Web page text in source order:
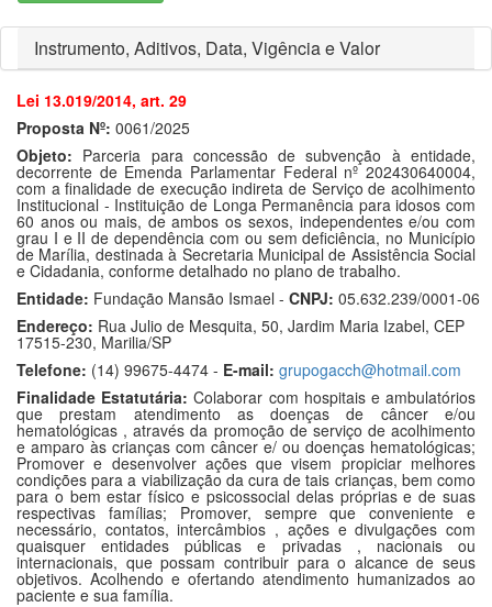
Instrumento, Aditivos, Data, Vigência e Valor
Lei 13.019/2014, art. 29
Proposta Nº: 0061/2025
Objeto: Parceria para concessão de subvenção à entidade,
decorrente de Emenda Parlamentar Federal nº 202430640004,
com a finalidade de execução indireta de Serviço de acolhimento
Institucional - Instituição de Longa Permanência para idosos com
60 anos ou mais, de ambos os sexos, independentes e/ou com
grau I e II de dependência com ou sem deficiência, no Município
de Marília, destinada à Secretaria Municipal de Assistência Social
e Cidadania, conforme detalhado no plano de trabalho.
Entidade: Fundação Mansão Ismael - CNPJ: 05.632.239/0001-06
Endereço: Rua Julio de Mesquita, 50, Jardim Maria Izabel, CEP
17515-230, Marilia/SP
Telefone: (14) 99675-4474 - E-mail: grupogacch@hotmail.com
Finalidade Estatutária: Colaborar com hospitais e ambulatórios
que prestam atendimento as doenças de câncer e/ou
hematológicas , através da promoção de serviço de acolhimento
e amparo às crianças com câncer e/ ou doenças hematológicas;
Promover e desenvolver ações que visem propiciar melhores
condições para a viabilização da cura de tais crianças, bem como
para o bem estar físico e psicossocial delas próprias e de suas
respectivas famílias; Promover, sempre que conveniente e
necessário, contatos, intercâmbios , ações e divulgações com
quaisquer entidades públicas e privadas , nacionais ou
internacionais, que possam contribuir para o alcance de seus
objetivos. Acolhendo e ofertando atendimento humanizados ao
paciente e sua família.